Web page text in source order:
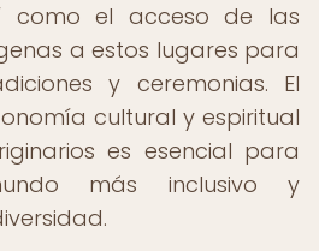
como el acceso de las
a estos lugares para
y ceremonias. El
cultural y espiritual
es esencial para
más inclusivo y